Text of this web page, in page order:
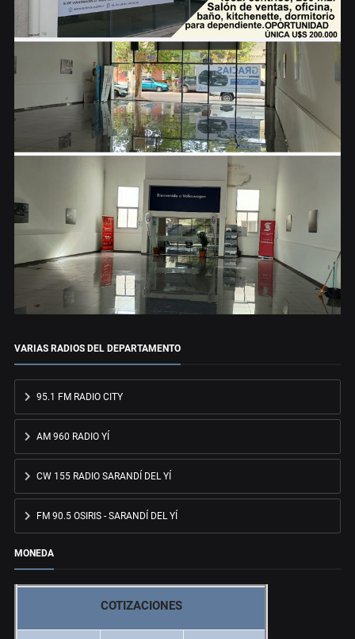
VARIAS RADIOS DEL DEPARTAMENTO
95.1 FM RADIO CITY
AM 960 RADIO YÍ
CW 155 RADIO SARANDÍ DEL YÍ
FM 90.5 OSIRIS - SARANDÍ DEL YÍ
MONEDA
COTIZACIONES